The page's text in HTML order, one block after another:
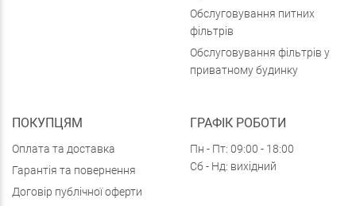
Обслуговування питних
фільтрів
Обслуговування фільтрів у
приватному будинку
ПОКУПЦЯМ
Оплата та доставка
Гарантія та повернення
Договір публічної оферти
ГРАФІК РОБОТИ
Пн - Пт: 09:00 - 18:00
Сб - Нд: вихідний